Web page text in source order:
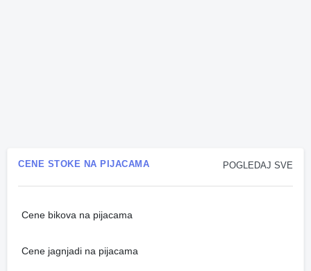
POGLEDAJ SVE
CENE STOKE NA PIJACAMA
Cene bikova na pijacama
Cene jagnjadi na pijacama